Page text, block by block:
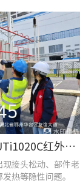
精准捕捉热隐患 | UTi1020C红外热成像仪在发电站的实测应用
接头松动、部件老
热等隐性问题。